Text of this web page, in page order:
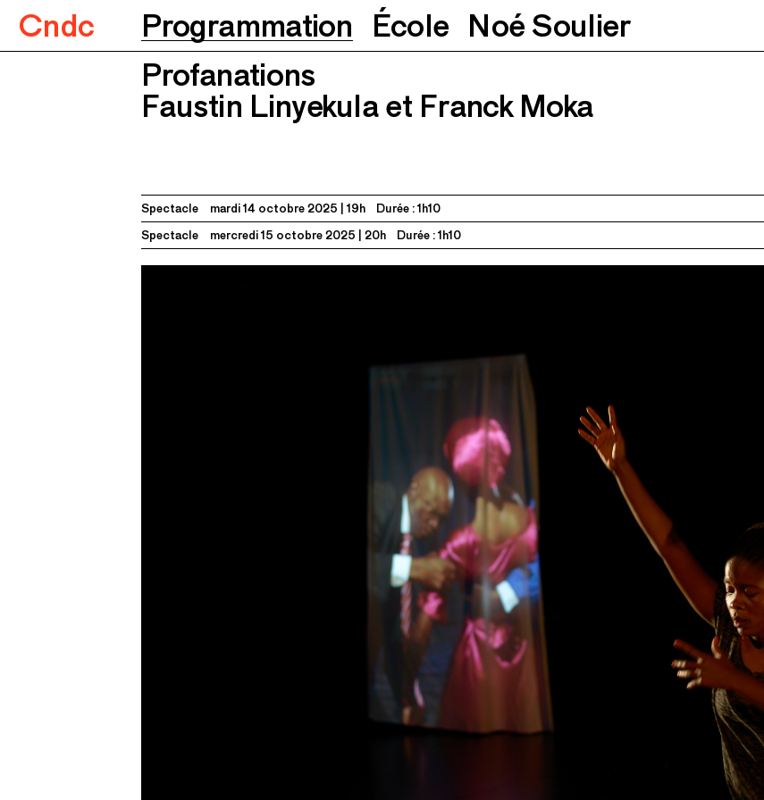
Cndc Programmation École Noé Soulier
Profanations Faustin Linyekula et Franck Moka
Profanations
Faustin Linyekula et Franck Moka
Spectacle mardi 14 octobre 2025 19h Durée : 1h10
Spectacle
mercredi 15 octobre 2025 20h Durée : 1h10